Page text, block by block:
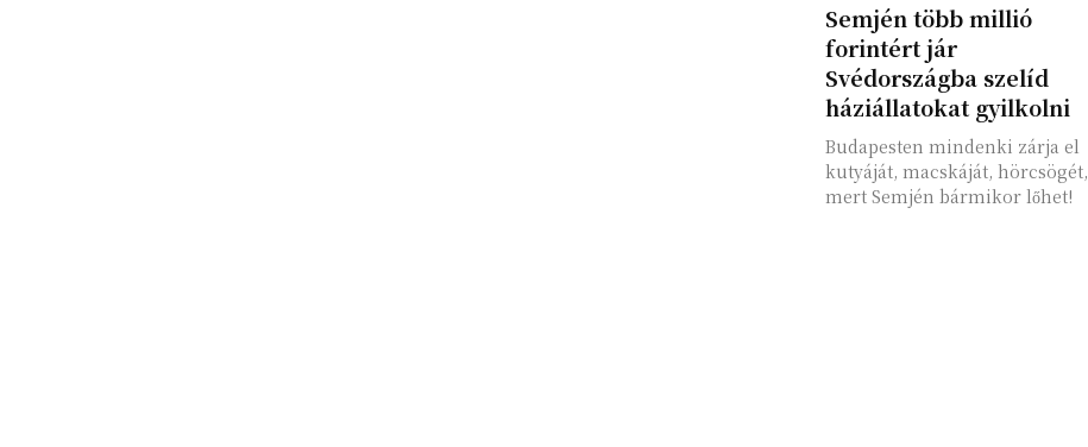
Semjén több millió
forintért jár
Svédországba szelíd
háziállatokat gyilkolni
Budapesten mindenki zárja el
kutyáját, macskáját, hörcsögét,
mert Semjén bármikor lőhet!